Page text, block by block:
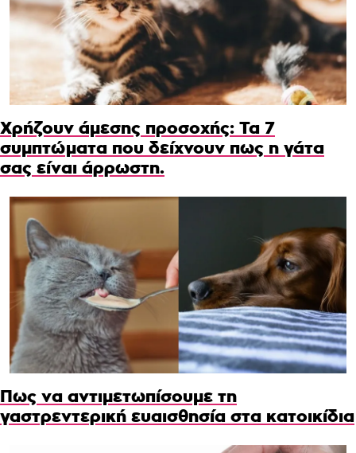
Χρήζουν άμεσης προσοχής: Τα 7
συμπτώματα που δείχνουν πως η γάτα
σας είναι άρρωστη.
Πως να αντιμετωπίσουμε τη
γαστρεντερική ευαισθησία στα κατοικίδια